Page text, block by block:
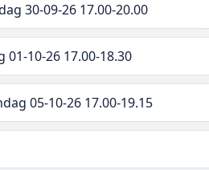
30-09-26 17.00-20.00
01-10-26 17.00-18.30
05-10-26 17.00-19.15